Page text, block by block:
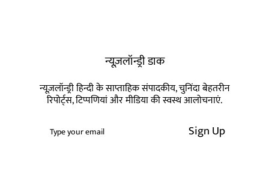
न्यूज़लॉन्ड्री डाक
न्यूज़लॉन्ड्री हिन्दी के साप्ताहिक संपादकीय, चुनिंदा बेहतरीन
रिपोर्ट्स, टिप्पणियां और मीडिया की स्वस्थ आलोचनाएं.
Sign Up